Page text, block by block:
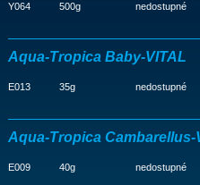
Y064 500g nedostupné
Aqua-Tropica Baby-VITAL
E013 35g nedostupné
Aqua-Tropica Cambarellus-
E009 40g nedostupné